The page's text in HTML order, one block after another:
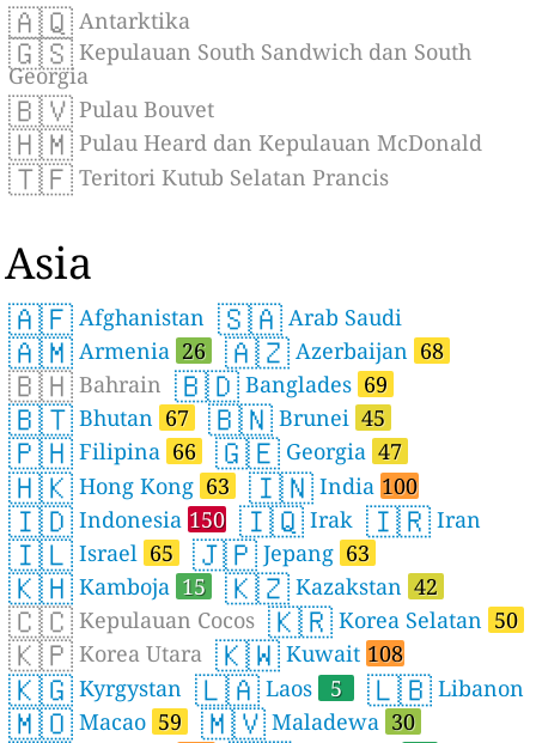
🇦🇶 Antarktika
🇬🇸 Kepulauan South Sandwich dan South
Georgia
🇧🇻 Pulau Bouvet
🇭🇲 Pulau Heard dan Kepulauan McDonald
🇹🇫 Teritori Kutub Selatan Prancis
Asia
🇦🇫 Afghanistan 🇸🇦 Arab Saudi
🇦🇲 Armenia 26 🇦🇿 Azerbaijan 68
🇧🇭 Bahrain 🇧🇩 Banglades 69
🇧🇹 Bhutan 67 🇧🇳 Brunei 45
🇵🇭 Filipina 66 🇬🇪 Georgia 47
🇭🇰 Hong Kong 63 🇮🇳 India 100
🇮🇩 Indonesia 150 🇮🇶 Irak 🇮🇷 Iran
🇮🇱 Israel 65 🇯🇵 Jepang 63
🇰🇭 Kamboja 15 🇰🇿 Kazakstan 42
🇨🇨 Kepulauan Cocos 🇰🇷 Korea Selatan 50
🇰🇵 Korea Utara 🇰🇼 Kuwait 108
🇰🇬 Kyrgystan 🇱🇦 Laos 5 🇱🇧 Libanon
🇲🇴 Macao 59 🇲🇻 Maladewa 30